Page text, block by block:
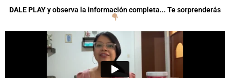
DALE PLAYy observa la información completa... Te sorprenderás